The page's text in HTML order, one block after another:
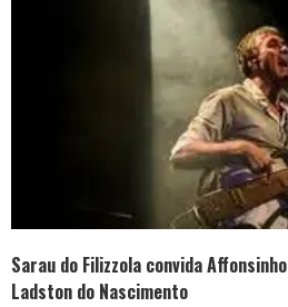
Sarau do Filizzola convida
Ladston do Nascimento